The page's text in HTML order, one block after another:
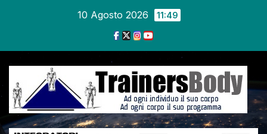
10 Agosto 2026 11:49